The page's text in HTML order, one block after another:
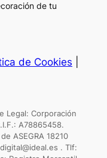
de tu
de Cookies
Legal: Corporación
A78865458.
ASEGRA 18210
. Tlf: